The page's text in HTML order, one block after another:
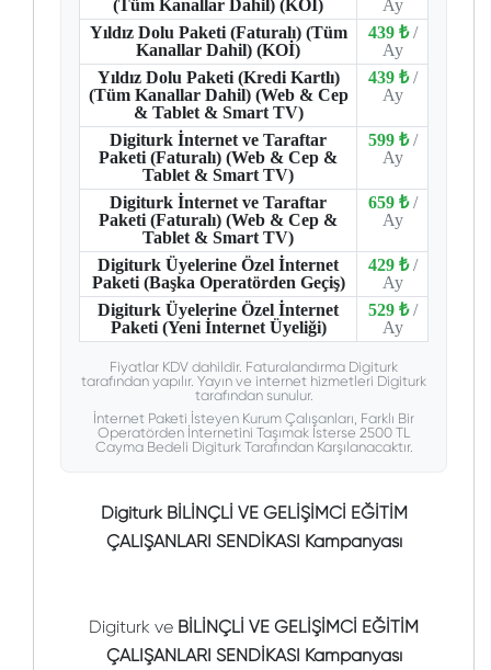
(Tüm Kanallar Dahil) (KOİ)
Ay
Yıldız Dolu Paketi (Faturalı) (Tüm
Kanallar Dahil) (KOİ)
439 ₺ /
Ay
Yıldız Dolu Paketi (Kredi Kartlı)
(Tüm Kanallar Dahil) (Web & Cep
& Tablet & Smart TV)
439 ₺ /
Ay
Digiturk İnternet ve Taraftar
Paketi (Faturalı) (Web & Cep &
Tablet & Smart TV)
599 ₺ /
Ay
Digiturk İnternet ve Taraftar
Paketi (Faturalı) (Web & Cep &
Tablet & Smart TV)
659 ₺ /
Ay
Digiturk Üyelerine Özel İnternet
Paketi (Başka Operatörden Geçiş)
429 ₺ /
Ay
Digiturk Üyelerine Özel İnternet
Paketi (Yeni İnternet Üyeliği)
529 ₺ /
Ay
Fiyatlar KDV dahildir. Faturalandırma Digiturk
tarafından yapılır. Yayın ve internet hizmetleri Digiturk
tarafından sunulur.
İnternet Paketi İsteyen Kurum Çalışanları, Farklı Bir
Operatörden İnternetini Taşımak İsterse 2500 TL
Cayma Bedeli Digiturk Tarafından Karşılanacaktır.
Digiturk BİLİNÇLİ VE GELİŞİMCİ EĞİTİM
ÇALIŞANLARI SENDİKASI Kampanyası
Digiturk ve BİLİNÇLİ VE GELİŞİMCİ EĞİTİM
ÇALIŞANLARI SENDİKASI Kampanyası